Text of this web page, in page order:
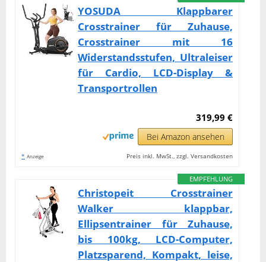
YOSUDA ​​Klappbarer
Crosstrainer für Zuhause,
Crosstrainer mit 16
Widerstandsstufen, Ultraleiser
für Cardio, LCD-Display &
Transportrollen
319,99 €
Bei Amazon ansehen
* Anzeige Preis inkl. MwSt., zzgl. Versandkosten
EMPFEHLUNG
Christopeit Crosstrainer
Walker klappbar,
Ellipsentrainer für Zuhause,
bis 100kg, LCD-Computer,
Platzsparend, Kompakt, leise,